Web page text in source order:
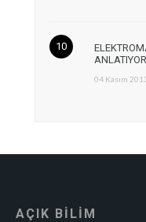
04 Kasım
AÇIK BİLİM